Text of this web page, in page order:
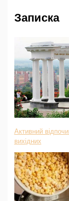
Записка
Активний
вихідних